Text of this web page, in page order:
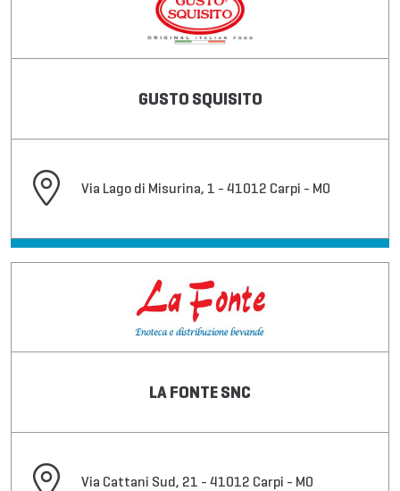
GUSTO SQUISITO
Via Lago di Misurina, 1 - 41012 Carpi - MO
LA FONTE SNC
Via Cattani Sud, 21 - 41012 Carpi - MO